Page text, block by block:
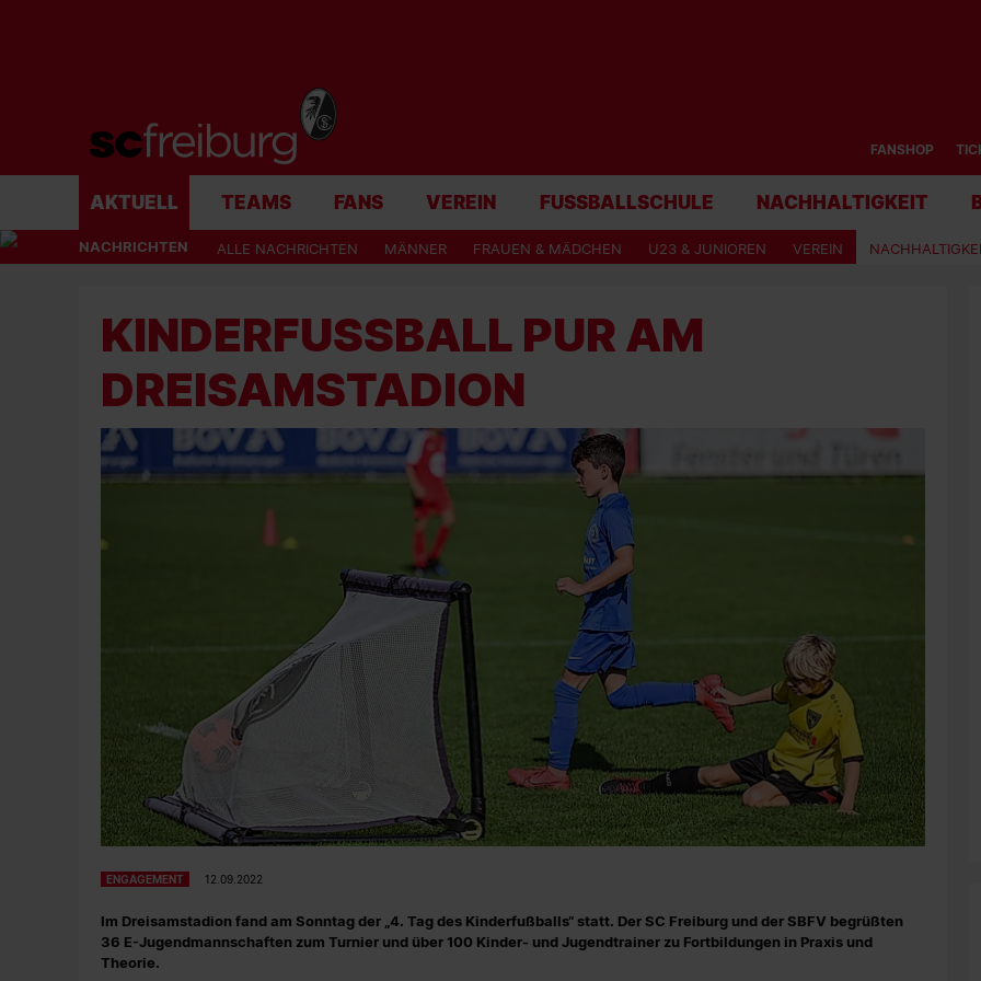
FANSHOP
AKTUELL TEAMS FANS VEREIN FUSSBALLSCHULE NACHHALTIGKEIT
NACHRICHTEN ALLE NACHRICHTEN MÄNNER FRAUEN & MÄDCHEN U23 & JUNIOREN VEREIN
KINDERFUSSBALL PUR AM D
REISAMSTADION
ENGAGEMENT 12.09.2022
Im Dreisamstadion fand am Sonntag der „4. Tag des Kinderfußballs“ statt. Der SC Freiburg und der SBFV begrüßten
36 E-Jugendmannschaften zum Turnier und über 100 Kinder- und Jugendtrainer zu Fortbildungen in Praxis und
Theorie.